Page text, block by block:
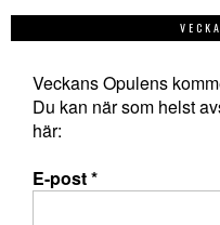
Veckans Opulens
Du kan när som helst
här:
E-post*